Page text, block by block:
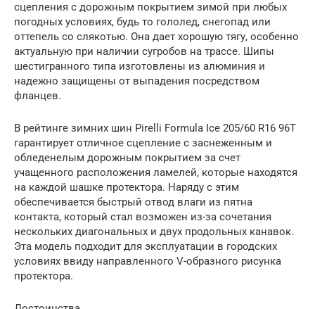
сцепления с дорожным покрытием зимой при любых
погодных условиях, будь то гололед, снегопад или
оттепель со слякотью. Она дает хорошую тягу, особенно
актуальную при наличии сугробов на трассе. Шипы
шестигранного типа изготовлены из алюминия и
надежно защищены от выпадения посредством
фланцев.
В рейтинге зимних шин Pirelli Formula Ice 205/60 R16 96T
гарантирует отличное сцепление с заснеженным и
обледенелым дорожным покрытием за счет
учащенного расположения ламелей, которые находятся
на каждой шашке протектора. Наряду с этим
обеспечивается быстрый отвод влаги из пятна
контакта, который стал возможен из-за сочетания
нескольких диагональных и двух продольных канавок.
Эта модель подходит для эксплуатации в городских
условиях ввиду направленного V-образного рисунка
протектора.